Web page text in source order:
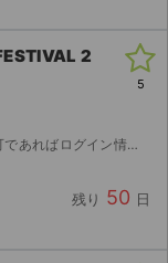
2
します。公演中止以外の返金は不可。
残り 50 日
5